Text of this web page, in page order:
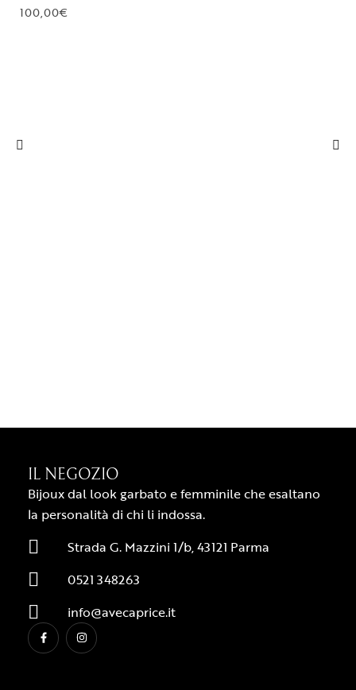
100,00€
IL NEGOZIO
Bijoux dal look garbato e femminile che esaltano
la personalità di chi li indossa.
Strada G. Mazzini 1/b, 43121 Parma
0521 348263
info@avecaprice.it